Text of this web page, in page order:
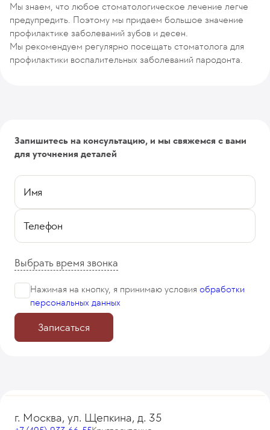
Мы знаем, что любое стоматологическое лечение легче
предупредить. Поэтому мы придаем большое значение
профилактике заболеваний зубов и десен.
Мы рекомендуем регулярно посещать стоматолога для
профилактики воспалительных заболеваний пародонта.
Запишитесь на консультацию, и мы свяжемся с вами
для уточнения деталей
Имя
Телефон
Выбрать время звонка
Нажимая на кнопку, я принимаю условия обработки
персональных данных
Записаться
г. Москва, ул. Щепкина, д. 35